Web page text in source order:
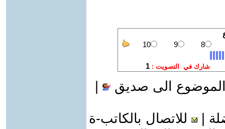
الى صديق
للاتصال بالكاتب-ة